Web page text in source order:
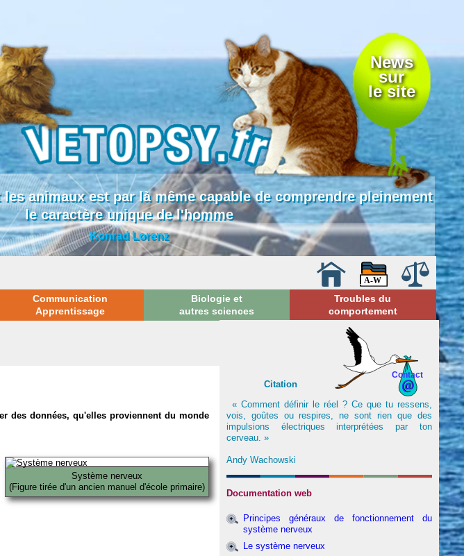
News
sur
le site
animaux est par là même capable de comprendre pleinement
le caractère unique de l'homme
Konrad Lorenz
Communication
Apprentissage
Biologie et
autres sciences
Troubles du
comportement
des données, qu'elles proviennent du monde
Système nerveux
(Figure tirée d'un ancien manuel d'école primaire)
Contact
Citation
« Comment définir le réel ? Ce que tu ressens,
vois, goûtes ou respires, ne sont rien que des
impulsions électriques interprétées par ton
cerveau. »
Andy Wachowski
Documentation web
Principes généraux de fonctionnement du
système nerveux
Le système nerveux